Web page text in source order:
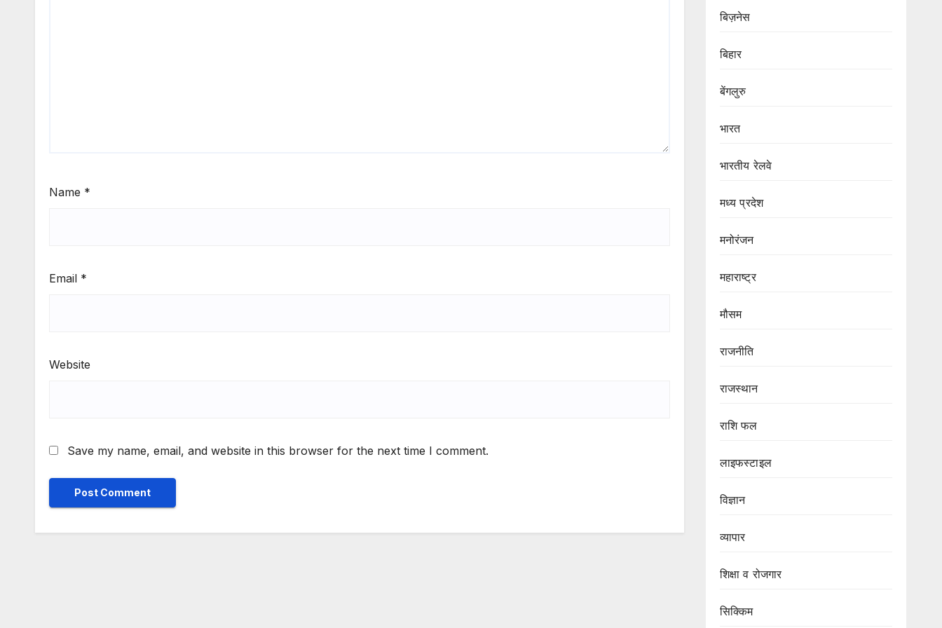
Name *
Email *
Website
Save my name, email, and website in this browser for the next time I comment.
बिज़नेस
बिहार
बेंगलुरु
भारत
भारतीय रेलवे
मध्य प्रदेश
मनोरंजन
महाराष्ट्र
मौसम
राजनीति
राजस्थान
राशि फल
लाइफस्टाइल
विज्ञान
व्यापार
शिक्षा व रोजगार
सिक्किम